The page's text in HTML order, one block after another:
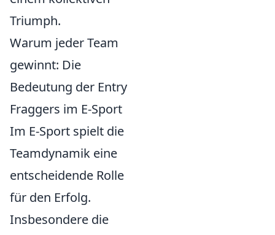
Triumph.
Warum jeder Team
gewinnt: Die
Bedeutung der Entry
Fraggers im E-Sport
Im E-Sport spielt die
Teamdynamik eine
entscheidende Rolle
für den Erfolg.
Insbesondere die